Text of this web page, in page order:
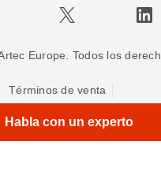
Europe. Todos los
Términos de venta
Habla con un experto